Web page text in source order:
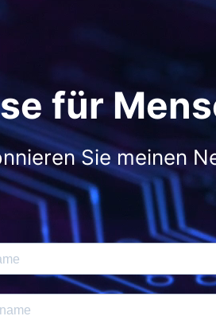
für
Sie meinen